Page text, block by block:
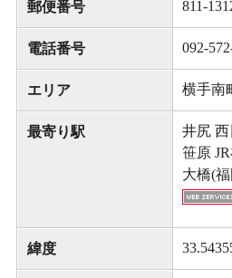
郵便番号 811-
電話番号 092-
エリア 横手南
最寄り駅
井尻
笹原
大橋(
緯度